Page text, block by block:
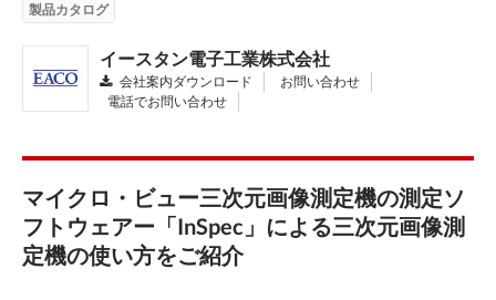
製品カタログ
イースタン電子工業株式会社
会社案内ダウンロード
お問い合わせ
電話でお問い合わせ
マイクロ・ビュー三次元画像測定機の測定ソ
フトウェアー「InSpec」による三次元画像測
定機の使い方をご紹介